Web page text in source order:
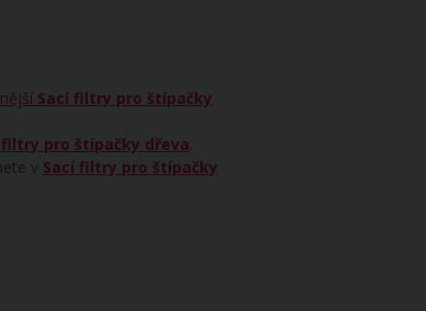
Sací filtry pro štípačky
filtry pro štípačky dřeva
v Sací filtry pro štípačky